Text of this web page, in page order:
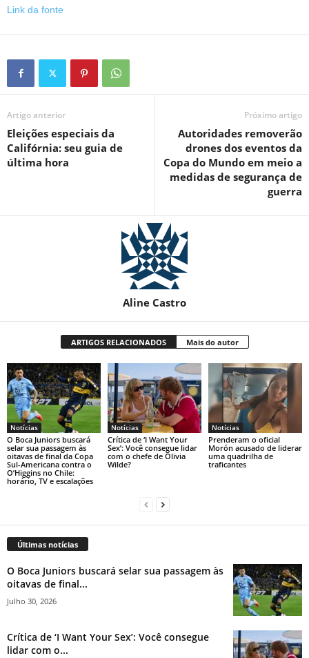
Link da fonte
Artigo anterior
Eleições especiais da
Califórnia: seu guia de
última hora
Próximo artigo
Autoridades removerão
drones dos eventos da
Copa do Mundo em meio a
medidas de segurança de
guerra
Aline Castro
ARTIGOS RELACIONADOS Mais do autor
Notícias
O Boca Juniors buscará
selar sua passagem às
oitavas de final da Copa
Sul-Americana contra o
O’Higgins no Chile:
horário, TV e escalações
Notícias
Crítica de ‘I Want Your
Sex’: Você consegue lidar
com o chefe de Olivia
Wilde?
Notícias
Prenderam o oficial
Morón acusado de liderar
uma quadrilha de
traficantes
Últimas notícias
O Boca Juniors buscará selar sua passagem às
oitavas de final...
Julho 30, 2026
Crítica de ‘I Want Your Sex’: Você consegue
lidar com o...